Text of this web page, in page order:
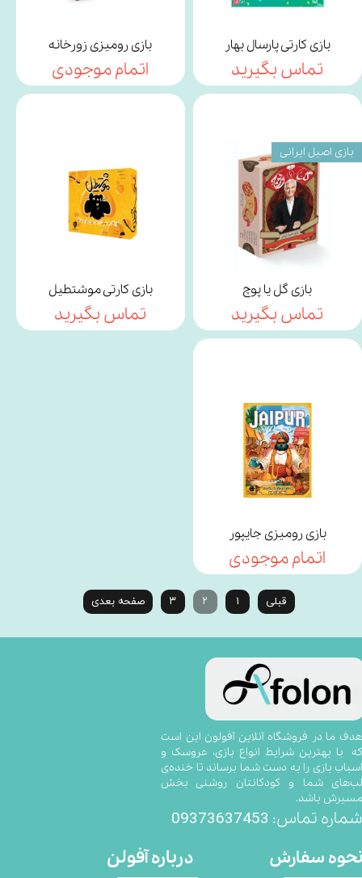
بازی کارتی پارسال بهار
تماس بگیرید
بازی رومیزی زورخانه
اتمام موجودی
بازی گل یا پوچ
تماس بگیرید
بازی اصیل ایرانی
بازی کارتی موشتطیل
تماس بگیرید
بازی رومیزی جایپور
اتمام موجودی
قبلی ۱ ۲ ۳ صفحه بعدی
ما در فروشگاه آنلاین آفولون این است
با بهترین شرایط انواع بازی، عروسک و
بازی را به دست شما برساند تا خنده‌ی
شما و کودکانتان روشنی بخش
باشد.
تماس: 09373637453
سفارش درباره آفولن